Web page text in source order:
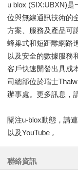
u blox (SIX:UBXN)是
位與無線通訊技術的
方案、服務及產品可
蜂巢式和短距離網路
以及安全的數據服務
客戶快速開發出具成
司總部位於瑞士
辦事處。更多訊息，
關注u-blox動態，請
以及YouTube 。
聯絡資訊